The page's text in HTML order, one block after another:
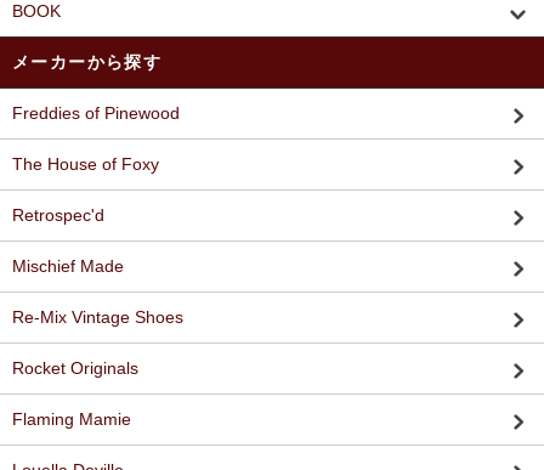
BOOK
メーカーから探す
Freddies of Pinewood
The House of Foxy
Retrospec'd
Mischief Made
Re-Mix Vintage Shoes
Rocket Originals
Flaming Mamie